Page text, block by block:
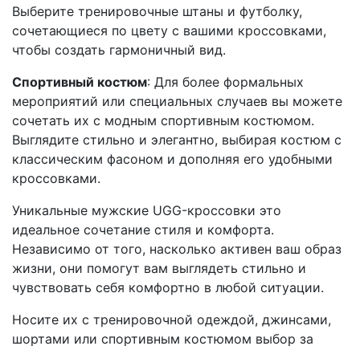
Выберите тренировочные штаны и футболку,
сочетающиеся по цвету с вашими кроссовками,
чтобы создать гармоничный вид.
Спортивный костюм: Для более формальных
мероприятий или специальных случаев вы можете
сочетать их с модным спортивным костюмом.
Выглядите стильно и элегантно, выбирая костюм с
классическим фасоном и дополняя его удобными
кроссовками.
Уникальные мужские UGG-кроссовки это
идеальное сочетание стиля и комфорта.
Независимо от того, насколько активен ваш образ
жизни, они помогут вам выглядеть стильно и
чувствовать себя комфортно в любой ситуации.
Носите их с тренировочной одеждой, джинсами,
шортами или спортивным костюмом выбор за